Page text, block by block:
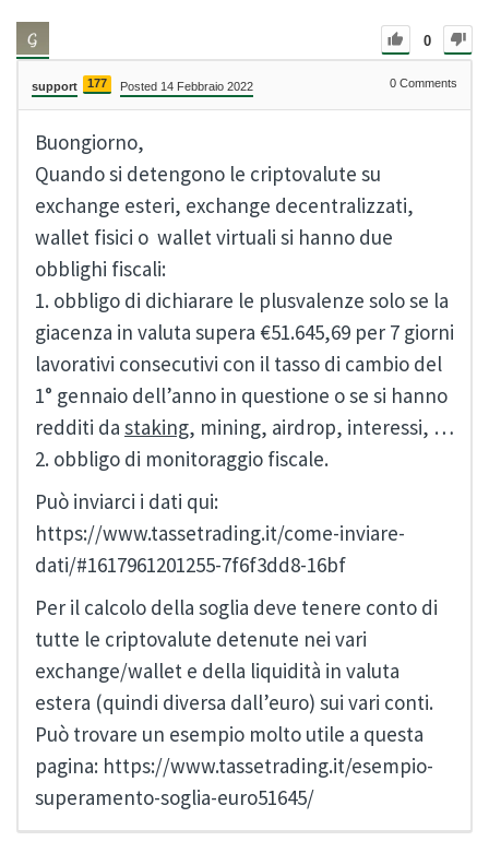
0
support 177 Posted 14 Febbraio 2022 0 Comments
Buongiorno,
Quando si detengono le criptovalute su
exchange esteri, exchange decentralizzati,
wallet fisici o wallet virtuali si hanno due
obblighi fiscali:
1. obbligo di dichiarare le plusvalenze solo se la
giacenza in valuta supera €51.645,69 per 7 giorni
lavorativi consecutivi con il tasso di cambio del
1° gennaio dell’anno in questione o se si hanno
redditi da staking, mining, airdrop, interessi, …
2. obbligo di monitoraggio fiscale.
Può inviarci i dati qui:
https://www.tassetrading.it/come-inviare-
dati/#1617961201255-7f6f3dd8-16bf
Per il calcolo della soglia deve tenere conto di
tutte le criptovalute detenute nei vari
exchange/wallet e della liquidità in valuta
estera (quindi diversa dall’euro) sui vari conti.
Può trovare un esempio molto utile a questa
pagina: https://www.tassetrading.it/esempio-
superamento-soglia-euro51645/